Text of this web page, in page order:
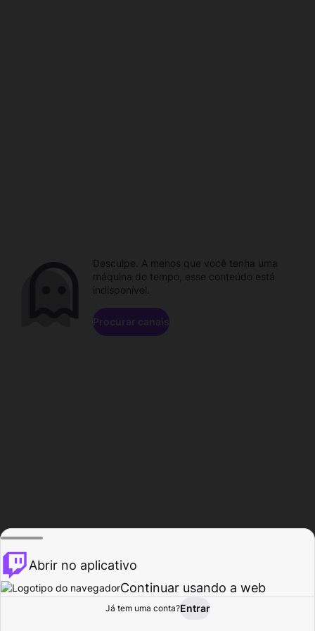
Procurar Atividade
Desculpe. A menos que você tenha uma
máquina do tempo, esse conteúdo está
indisponível.
Procurar canais
Abrir no aplicativo
Continuar usando a web
Já tem uma conta?Entrar